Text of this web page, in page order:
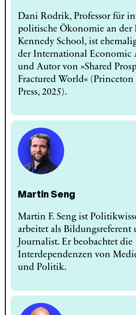
Dani Rodrik, Professor für
politische Ökonomie an der
Kennedy School, ist
der International Economic
und Autor von »Shared
Fractured World«
Press, 2025).
Martin Seng
Martin F. Seng ist
arbeitet als Bildungsreferent
Journalist. Er beobachtet die
Interdependenzen von
und Politik.